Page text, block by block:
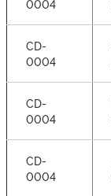
0004
CD-
0004
CD-
0004
CD-
0004